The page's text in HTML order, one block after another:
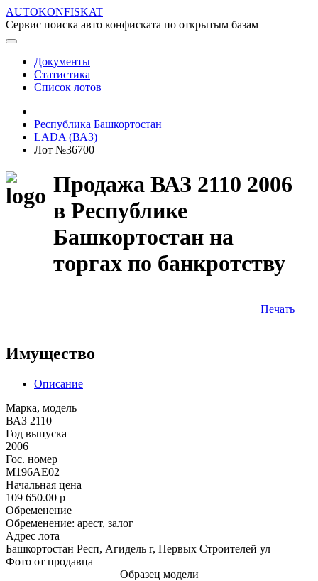
AUTOKONFISKAT
Сервис поиска авто конфиската по открытым базам
Документы
Статистика
Список лотов
Республика Башкортостан
LADA (ВАЗ)
Лот №36700
Продажа ВАЗ 2110 2006
в Республике
Башкортостан на
торгах по банкротству
Печать
Имущество
Описание
Марка, модель
ВАЗ 2110
Год выпуска
2006
Гос. номер
М196АЕ02
Начальная цена
109 650.00 p
Обременение
Обременение: арест, залог
Адрес лота
Башкортостан Респ, Агидель г, Первых Строителей ул
Фото от продавца
Образец модели